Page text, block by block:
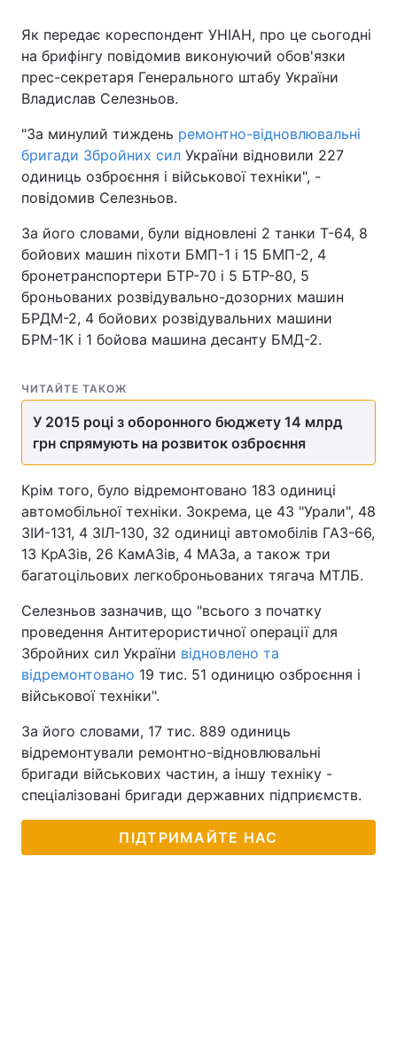
Як передає кореспондент УНІАН, про це сьогодні
на брифінгу повідомив виконуючий обов'язки
прес-секретаря Генерального штабу України
Владислав Селезньов.
"За минулий тиждень ремонтно-відновлювальні
бригади Збройних сил України відновили 227
одиниць озброєння і військової техніки", -
повідомив Селезньов.
За його словами, були відновлені 2 танки Т-64, 8
бойових машин піхоти БМП-1 і 15 БМП-2, 4
бронетранспортери БТР-70 і 5 БТР-80, 5
броньованих розвідувально-дозорних машин
БРДМ-2, 4 бойових розвідувальних машини
БРМ-1К і 1 бойова машина десанту БМД-2.
ЧИТАЙТЕ ТАКОЖ
У 2015 році з оборонного бюджету 14 млрд
грн спрямують на розвиток озброєння
Крім того, було відремонтовано 183 одиниці
автомобільної техніки. Зокрема, це 43 "Урали", 48
ЗІИ-131, 4 ЗІЛ-130, 32 одиниці автомобілів ГАЗ-66,
13 КрАЗів, 26 КамАЗів, 4 МАЗа, а також три
багатоцільових легкоброньованих тягача МТЛБ.
Селезньов зазначив, що "всього з початку
проведення Антитерористичної операції для
Збройних сил України відновлено та
відремонтовано 19 тис. 51 одиницю озброєння і
військової техніки".
За його словами, 17 тис. 889 одиниць
відремонтували ремонтно-відновлювальні
бригади військових частин, а іншу техніку -
спеціалізовані бригади державних підприємств.
ПІДТРИМАЙТЕ НАС